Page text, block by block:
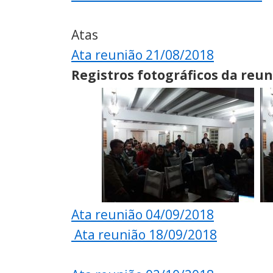
Atas
Ata reunião 21/08/2018
Registros fotográficos da
Ata reunião 04/09/2018
Ata reunião 18/09/2018